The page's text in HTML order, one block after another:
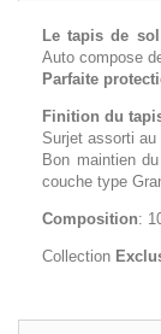
Le tapis de sol
Auto compose
Parfaite
Finition du
Surjet assorti
Bon maintien
couche type
Composition:
Collection